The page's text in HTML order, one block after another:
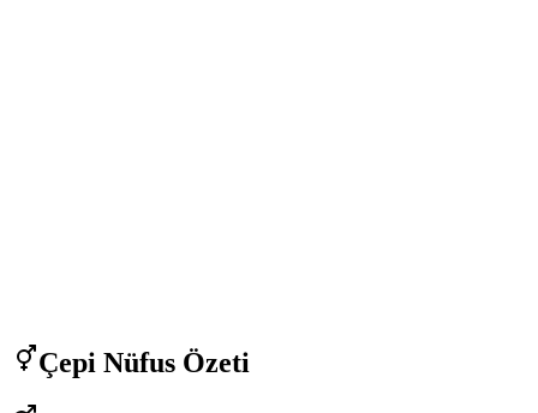
Çepi Nüfus Özeti